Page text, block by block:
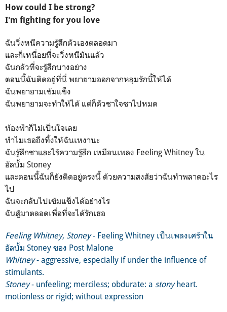
How could I be strong?
I'm fighting for you love
ฉันวิ่งหนีความรู้สึกตัวเองตลอดมา
และก็เหนื่อยที่จะวิ่งหนีมันแล้ว
ฉันกลัวที่จะรู้สึกบางอย่าง
ตอนนี้ฉันติดอยู่ที่นี่ พยายามออกจากหลุมรักนี้ให้ได้
ฉันพยายามเข้มแข็ง
ฉันพยายามจะทำให้ได้ แต่ก็ตัวชาใจชาไปหมด
ท้องฟ้าก็ไม่เป็นใจเลย
ทำไมเธอถึงทิ้งให้ฉันเหงานะ
ฉันรู้สึกชาและไร้ความรู้สึก เหมือนเพลง Feeling Whitney ใน
อัลบั้ม Stoney
และตอนนี้ฉันก็ยังติดอยู่ตรงนี้ ด้วยความสงสัยว่าฉันทำพลาดอะไร
ไป
ฉันจะกลับไปเข้มแข็งได้อย่างไร
ฉันสู้มาตลอดเพื่อที่จะได้รักเธอ
Feeling Whitney, Stoney- Feeling Whitney เป็นเพลงเศร้าใน
อัลบั้ม Stoney ของ Post Malone
Whitney- aggressive, especially if under the influence of
stimulants.
Stoney- unfeeling; merciless; obdurate: a stonyheart.
motionless or rigid; without expression